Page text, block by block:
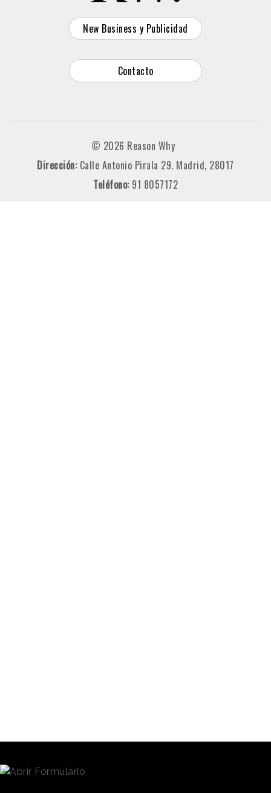
New Business y Publicidad
Contacto
© 2026 Reason Why
Dirección: Calle Antonio Pirala 29. Madrid, 28017
Teléfono: 91 8057172